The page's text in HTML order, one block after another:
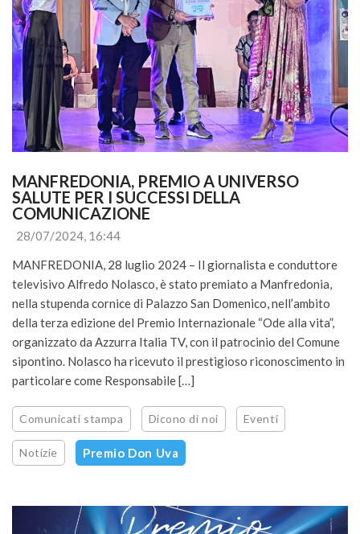
MANFREDONIA, PREMIO A UNIVERSO
SALUTE PER I SUCCESSI DELLA
COMUNICAZIONE
28/07/2024, 16:44
MANFREDONIA, 28 luglio 2024 – Il giornalista e conduttore
televisivo Alfredo Nolasco, è stato premiato a Manfredonia,
nella stupenda cornice di Palazzo San Domenico, nell’ambito
della terza edizione del Premio Internazionale “Ode alla vita”,
organizzato da Azzurra Italia TV, con il patrocinio del Comune
sipontino. Nolasco ha ricevuto il prestigioso riconoscimento in
particolare come Responsabile […]
Comunicati stampa Dicono di noi Eventi
Notizie Premio Don Uva